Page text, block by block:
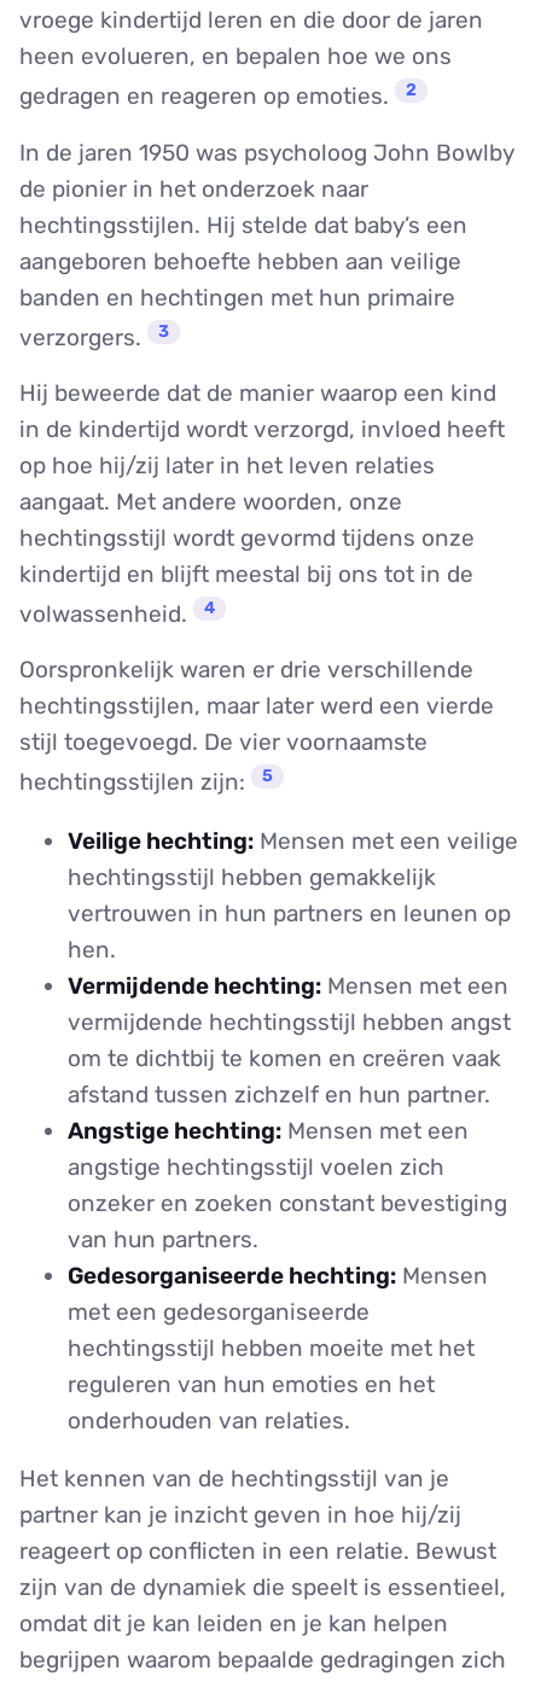
vroege kindertijd leren en die door de jaren
heen evolueren, en bepalen hoe we ons
gedragen en reageren op emoties.
2
In de jaren 1950 was psycholoog John Bowlby
de pionier in het onderzoek naar
hechtingsstijlen. Hij stelde dat baby’s een
aangeboren behoefte hebben aan veilige
banden en hechtingen met hun primaire
verzorgers.
3
Hij beweerde dat de manier waarop een kind
in de kindertijd wordt verzorgd, invloed heeft
op hoe hij/zij later in het leven relaties
aangaat. Met andere woorden, onze
hechtingsstijl wordt gevormd tijdens onze
kindertijd en blijft meestal bij ons tot in de
volwassenheid.
4
Oorspronkelijk waren er drie verschillende
hechtingsstijlen, maar later werd een vierde
stijl toegevoegd. De vier voornaamste
hechtingsstijlen zijn:
5
Veilige hechting: Mensen met een veilige
hechtingsstijl hebben gemakkelijk
vertrouwen in hun partners en leunen op
hen.
Vermijdende hechting: Mensen met een
vermijdende hechtingsstijl hebben angst
om te dichtbij te komen en creëren vaak
afstand tussen zichzelf en hun partner.
Angstige hechting: Mensen met een
angstige hechtingsstijl voelen zich
onzeker en zoeken constant bevestiging
van hun partners.
Gedesorganiseerde hechting: Mensen
met een gedesorganiseerde
hechtingsstijl hebben moeite met het
reguleren van hun emoties en het
onderhouden van relaties.
Het kennen van de hechtingsstijl van je
partner kan je inzicht geven in hoe hij/zij
reageert op conflicten in een relatie. Bewust
zijn van de dynamiek die speelt is essentieel,
omdat dit je kan leiden en je kan helpen
begrijpen waarom bepaalde gedragingen zich